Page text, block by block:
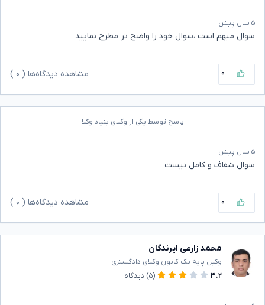
۵ سال پیش
سوال مبهم است ،سوال خود را واضح تر مطرح نمایید
۰ مشاهده دیدگاه‌ها ( ۰
پاسخ توسط یکی از وکلای بنیاد وکلا
۵ سال پیش
سوال شفاف و کامل نیست
۰ مشاهده دیدگاه‌ها ( ۰
محمد زارعی ایرندگان
وکیل پایه یک کانون وکلای دادگستری
۳.۲
(۵) دیدگاه